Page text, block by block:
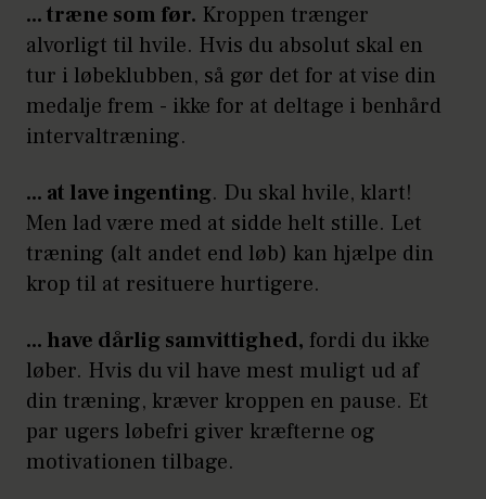
... træne som før. Kroppen trænger
alvorligt til hvile. Hvis du absolut skal en
tur i løbeklubben, så gør det for at vise din
medalje frem - ikke for at deltage i benhård
intervaltræning.
... at lave ingenting. Du skal hvile, klart!
Men lad være med at sidde helt stille. Let
træning (alt andet end løb) kan hjælpe din
krop til at resituere hurtigere.
... have dårlig samvittighed, fordi du ikke
løber. Hvis du vil have mest muligt ud af
din træning, kræver kroppen en pause. Et
par ugers løbefri giver kræfterne og
motivationen tilbage.